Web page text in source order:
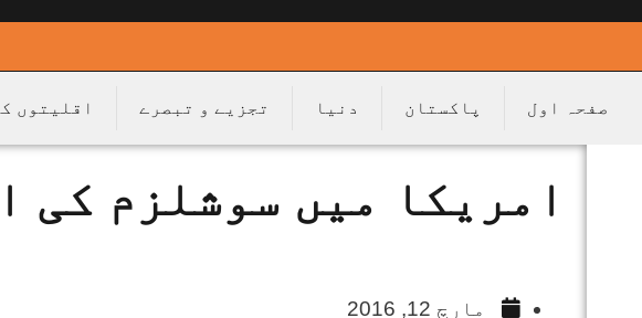
صفحہ اول پاکستان دنیا تجزیے و تبصرے اقلیتوں
امریکا میں سوشلزم کی
مارچ 12, 2016